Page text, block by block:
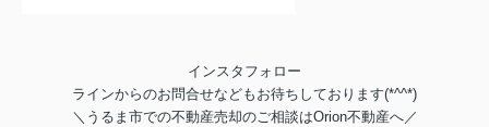
インスタフォロー
ラインからのお問合せなどもお待ちしております(*^^*)
＼ うるま市での不動産売却のご相談はOrion不動産へ／